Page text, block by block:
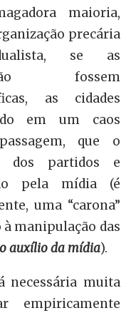
maioria,
precária
se as
fossem
as cidades
em um caos
que o
dos partidos e
pela mídia (é
uma “carona”
manipulação das
auxílio da mídia).
necessária muita
empiricamente